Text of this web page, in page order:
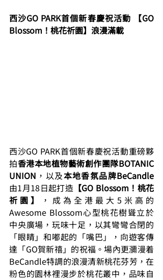
西沙GO PARK首個新春慶祝活動 【GO
Blossom！桃花祈園】浪漫滿載
西沙GO PARK首個新春慶祝活動重磅夥
拍香港本地植物藝術創作團隊BOTANIC
UNION ，以及本地香氛品牌BeCandle
由1月18日起打造 【GO Blossom！桃花
祈園】
，成為全港最大5米高的
Awesome Blossom心型桃花樹聳立於
中央廣場，玩味十足，以其彎彎合閉的
「眼睛」和嘟起的「嘴巴」，向遊客傳
達「GO賀新禧」的祝福。場內更瀰漫着
BeCandle特調的浪漫清新桃花芬芳，在
粉色的園林裡漫步於桃花叢中，品味自